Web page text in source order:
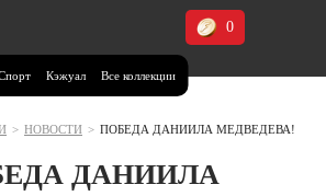
Кэжуал Все коллекции
0
> НОВОСТИ > ПОБЕДА ДАНИИЛА МЕДВЕДЕВА!
ДАНИИЛА